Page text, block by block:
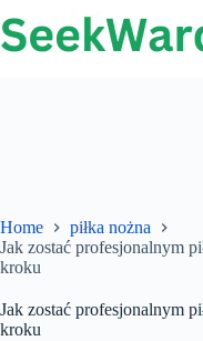
do
treści
Home
piłka nożna
Jak zostać profesjonalnym
kroku
Jak zostać profesjonalnym
kroku